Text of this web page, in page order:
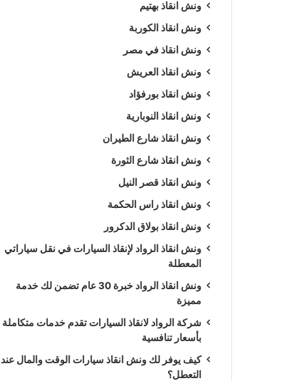
ونش انقاذ بهتيم
ونش انقاذ الكوربة
ونش انقاذ في مصر
ونش انقاذ العريش
ونش انقاذ بورفؤاد
ونش انقاذ النوبارية
ونش انقاذ شارع الطيران
ونش انقاذ شارع الثورة
ونش انقاذ قصر النيل
ونش انقاذ راس الحكمة
ونش انقاذ بولاق الدكرور
ونش انقاذ الرواد لإنقاذ السيارات في نقل سياراتي
المعطلة
ونش انقاذ الرواد خبرة 30 عام تضمن لك خدمة
مميزة
شركة الرواد لانقاذ السيارات تقدم خدمات متكاملة
بأسعار تنافسية
كيف يوفر لك ونش انقاذ سيارات الوقت والمال عند
التعطل؟